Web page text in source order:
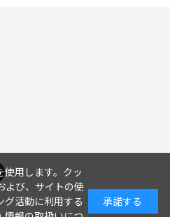
用します。クッ
よび、サイトの使
グ活動に利用する
承諾する